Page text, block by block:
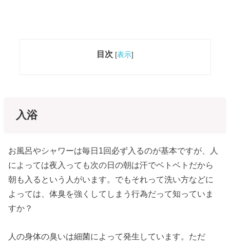
目次 [表示]
入浴
お風呂やシャワーは毎日1回必ず入るのが基本ですが、人
によっては夜入っても次の日の朝は汗でベトベトだから
朝も入るという人がいます。でもそれって洗い方などに
よっては、体臭を強くしてしまう行為だって知っていま
すか？
人の身体の臭いは細菌によって発生しています。ただ